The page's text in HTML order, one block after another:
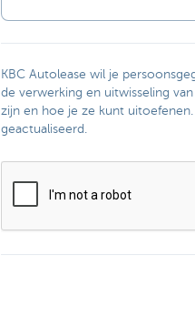
KBC Autolease wil je
de verwerking en uitwisseling
zijn en hoe je ze kunt
geactualiseerd.